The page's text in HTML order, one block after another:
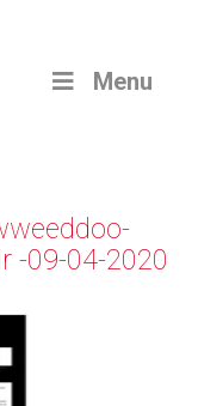
Menu
-09-04-2020